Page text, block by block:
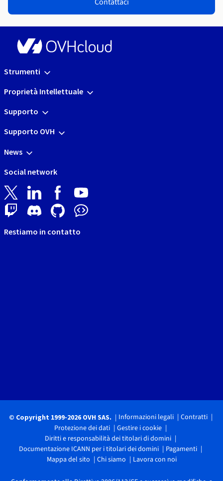
Strumenti
Proprietà Intellettuale
Supporto
Supporto OVH
News
Social network
Restiamo in contatto
© Copyright 1999-2026 OVH SAS. Informazioni legali
Contratti
Protezione dei dati
Gestire i cookie
Diritti e responsabilità dei titolari di domini
Documentazione ICANN per i titolari dei domini
Pagamenti
Mappa del sito
Chi siamo Lavora con noi